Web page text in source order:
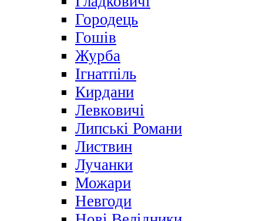
Городець
Гошів
Журба
Ігнатпіль
Кирдани
Левковичі
Липські Романи
Листвин
Лучанки
Можари
Невгоди